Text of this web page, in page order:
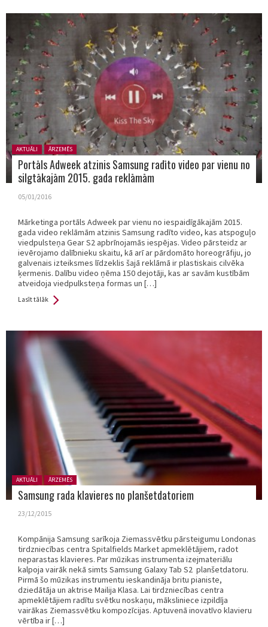
Posted in:
AKTUĀLI ĀRZEMĒS
Portāls Adweek atzinis Samsung radīto video par vienu no
silgtākajām 2015. gada reklāmām
05/01/2016
Mārketinga portāls Adweek par vienu no iespaidīgākajām 2015.
gada video reklāmām atzinis Samsung radīto video, kas atspoguļo
viedpulsteņa Gear S2 apbrīnojamās iespējas. Video pārsteidz ar
ievērojamo dalībnieku skaitu, kā arī ar pārdomāto horeogrāfiju, jo
galvenais izteiksmes līdzeklis šajā reklāmā ir plastiskais cilvēka
ķermenis. Dalību video ņēma 150 dejotāji, kas ar savām kustībām
atveidoja viedpulksteņa formas un […]
Lasīt tālāk
Posted in:
AKTUĀLI ĀRZEMĒS
Samsung rada klavieres no planšetdatoriem
23/12/2015
Kompānija Samsung sarīkoja Ziemassvētku pārsteigumu Londonas
tirdzniecības centra Spitalfields Market apmeklētājiem, radot
neparastas klavieres. Par mūzikas instrumenta izejmateriālu
kalpoja vairāk nekā simts Samsung Galaxy Tab S2 planšetdatoru.
Pirmā šo mūzikas instrumentu ieskandināja britu pianiste,
dziedātāja un aktrise Mailija Klasa. Lai tirdzniecības centra
apmeklētājiem radītu svētku noskaņu, māksliniece izpildīja
vairākas Ziemassvētku kompozīcijas. Aptuvenā inovatīvo klavieru
vērtība ir […]